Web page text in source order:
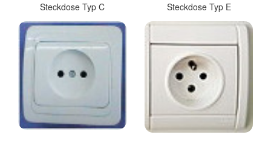
Steckdose Typ C Steckdose Typ E